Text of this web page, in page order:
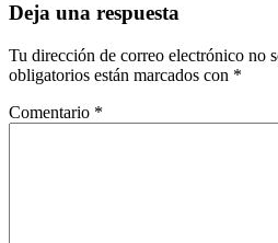
Deja una respuesta
Tu dirección de correo electrónico no
obligatorios están marcados con *
Comentario *